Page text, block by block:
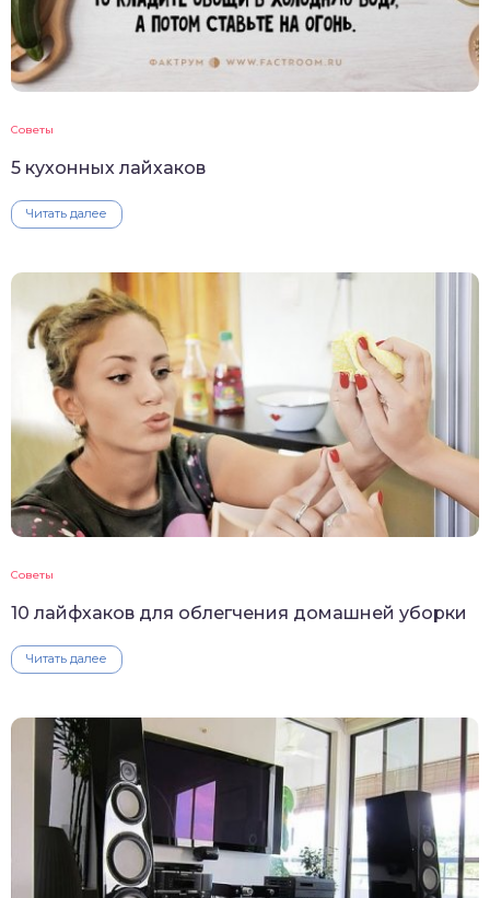
Советы
5 кухонных лайхаков
Читать далее
Советы
10 лайфхаков для облегчения домашней уборки
Читать далее